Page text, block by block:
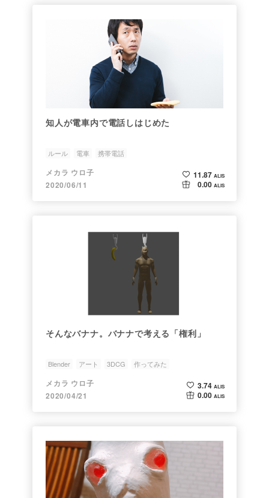
知人が電車内で電話しはじめた
ルール 電車 携帯電話
メカラ ウロ子
2020/06/11
11.87 ALIS
0.00 ALIS
そんなバナナ。バナナで考える「権利」
Blender アート 3DCG 作ってみた
メカラ ウロ子
2020/04/21
3.74 ALIS
0.00 ALIS